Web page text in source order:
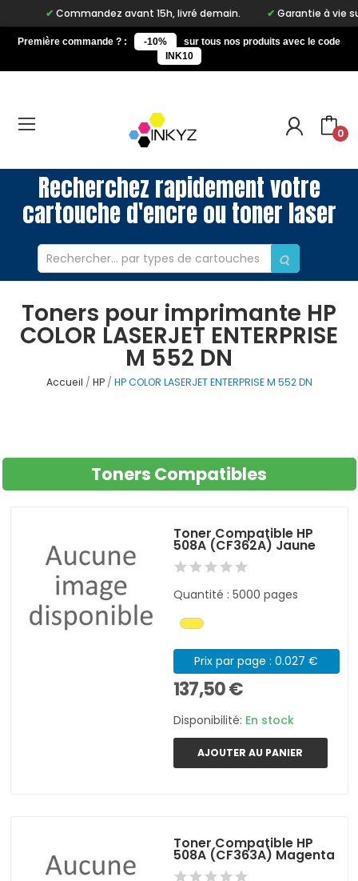
Commandez avant 15h, livré demain. Garantie à vie sur
Première commande ? : -10%
sur tous nos produits avec le code
INK10
0
Recherchez rapidement votre
cartouche d'encre ou toner laser
Toners pour imprimante HP
COLOR LASERJET ENTERPRISE
M 552 DN
Accueil HP HP COLOR LASERJET ENTERPRISE M 552 DN
Toners Compatibles
Toner Compatible HP
508A (CF362A) Jaune
Quantité : 5000 pages
Prix par page : 0.027 €
137,50 €
Disponibilité: En stock
AJOUTER AU PANIER
Toner Compatible HP
508A (CF363A) Magenta